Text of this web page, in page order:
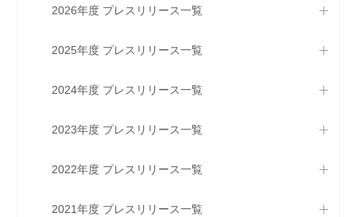
2026年度 プレスリリース一覧
2025年度 プレスリリース一覧
2024年度 プレスリリース一覧
2023年度 プレスリリース一覧
2022年度 プレスリリース一覧
2021年度 プレスリリース一覧